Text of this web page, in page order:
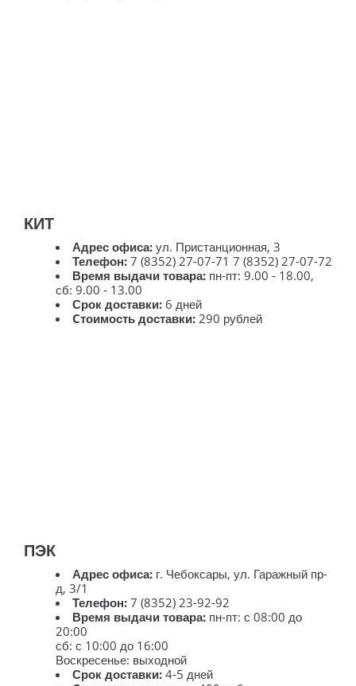
КИТ
Адрес офиса: ул. Пристанционная, 3
Телефон: 7 (8352) 27-07-71 7 (8352) 27-07-72
Время выдачи товара: пн-пт: 9.00 - 18.00,
сб: 9.00 - 13.00
Срок доставки: 6 дней
Cтоимость доставки: 290 рублей
ПЭК
Адрес офиса: г. Чебоксары, ул. Гаражный пр-
д, 3/1
Телефон: 7 (8352) 23-92-92
Время выдачи товара: пн-пт: с 08:00 до
20:00
сб: с 10:00 до 16:00
Воскресенье: выходной
Срок доставки: 4-5 дней